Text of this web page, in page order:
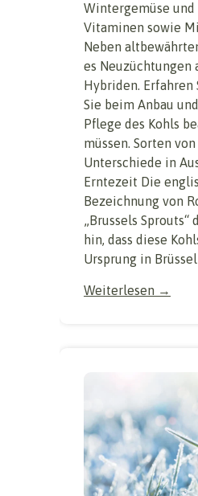
Wintergemüse und
Vitaminen sowie
Neben
es Neuzüchtungen
Hybriden. Erfahren
Sie beim Anbau
Pflege des Kohls
müssen. Sorten
Unterschiede in
Erntezeit Die
Bezeichnung von
„Brussels Sprouts“
hin, dass diese
Ursprung in Brüssel
Weiterlesen →